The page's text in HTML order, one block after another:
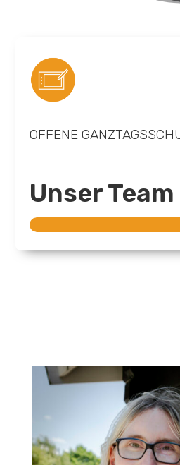
OFFENE
Unser Team